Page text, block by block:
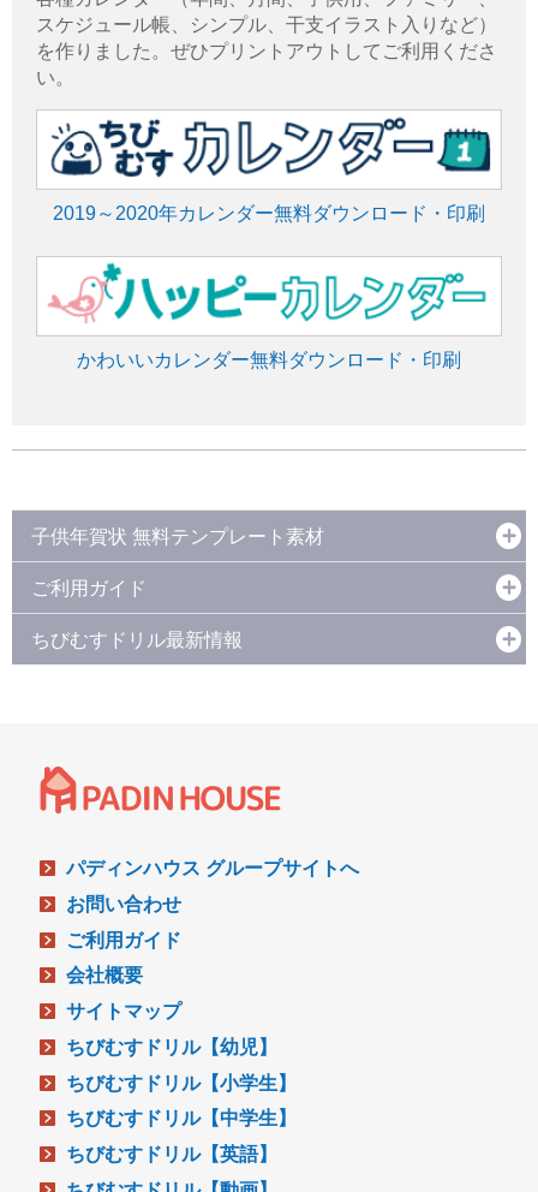
スケジュール帳、シンプル、干支イラスト入りなど）
を作りました。ぜひプリントアウトしてご利用くださ
い。
2019～2020年カレンダー無料ダウンロード・印刷
かわいいカレンダー無料ダウンロード・印刷
子供年賀状 無料テンプレート素材
ご利用ガイド
ちびむすドリル最新情報
パディンハウス グループサイトへ
お問い合わせ
ご利用ガイド
会社概要
サイトマップ
ちびむすドリル【幼児】
ちびむすドリル【小学生】
ちびむすドリル【中学生】
ちびむすドリル【英語】